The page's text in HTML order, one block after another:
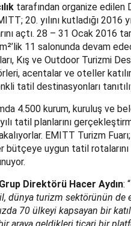
tarafından organize edilen
20. yılını kutladığı 2016
açtı. 28 – 31 Ocak 2016
11 salonunda devam
Kış ve Outdoor Turizmi
acentalar ve oteller
tatil destinasyonları
4.500 kurum, kuruluş ve
tatil planlarını
EMITT Turizm Fuarı;
bütçeye uygun tatil rotalarını
Direktörü Hacer Aydın: “
dünya turizm sektörünün de
70 ülkeyi kapsayan bir
araya geldikleri ticari bir